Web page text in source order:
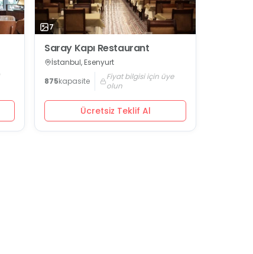
7
Saray Kapı Restaurant
İstanbul, Esenyurt
875kapasite
Fiyat bilgisi için üye
olun
Ücretsiz Teklif Al